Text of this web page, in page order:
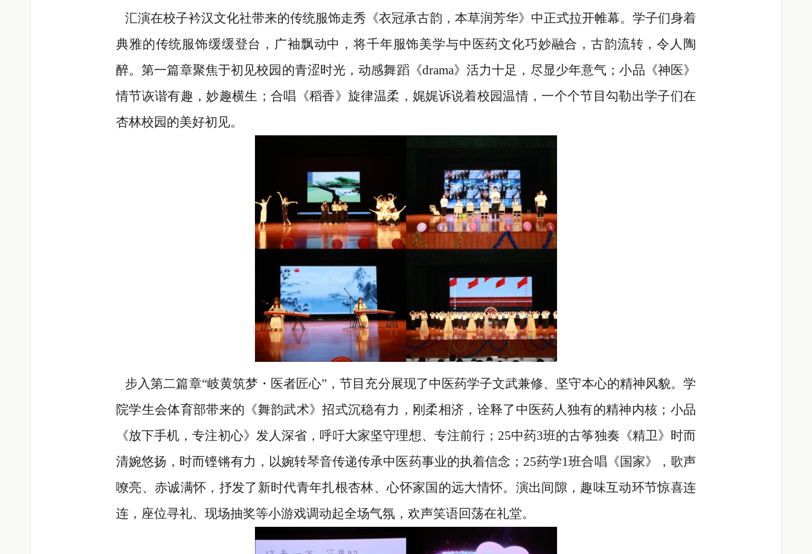
汇演在校子衿汉文化社带来的传统服饰走秀《衣冠承古韵，本草润芳华》中正式拉开帷幕。学子们身着
典雅的传统服饰缓缓登台，广袖飘动中，将千年服饰美学与中医药文化巧妙融合，古韵流转，令人陶
醉。第一篇章聚焦于初见校园的青涩时光，动感舞蹈《drama》活力十足，尽显少年意气；小品《神医》
情节诙谐有趣，妙趣横生；合唱《稻香》旋律温柔，娓娓诉说着校园温情，一个个节目勾勒出学子们在
杏林校园的美好初见。
步入第二篇章“岐黄筑梦・医者匠心”，节目充分展现了中医药学子文武兼修、坚守本心的精神风貌。学
院学生会体育部带来的《舞韵武术》招式沉稳有力，刚柔相济，诠释了中医药人独有的精神内核；小品
《放下手机，专注初心》发人深省，呼吁大家坚守理想、专注前行；25中药3班的古筝独奏《精卫》时而
清婉悠扬，时而铿锵有力，以婉转琴音传递传承中医药事业的执着信念；25药学1班合唱《国家》，歌声
嘹亮、赤诚满怀，抒发了新时代青年扎根杏林、心怀家国的远大情怀。演出间隙，趣味互动环节惊喜连
连，座位寻礼、现场抽奖等小游戏调动起全场气氛，欢声笑语回荡在礼堂。